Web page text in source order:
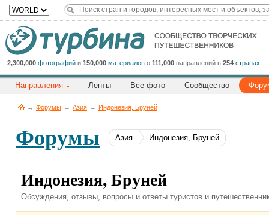
2,300,000 фотографий и 150,000 материалов о 111,000 направлений в 254 странах
Направления Ленты Все фото Сообщество
→ Форумы → Азия → Индонезия, Бруней
Форумы Азия Индонезия, Бруней
Индонезия, Бруней
Обсуждения, отзывы, вопросы и ответы туристов и
Cейчас
на
сайте:
Title
Button